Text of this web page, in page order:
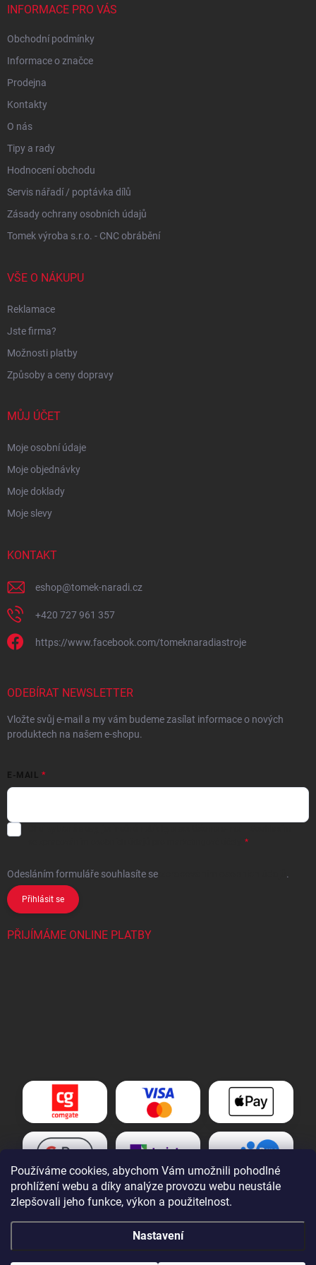
Používáme cookies, abychom Vám umožnili pohodlné
prohlížení webu a díky analýze provozu webu neustále
zlepšovali jeho funkce, výkon a použitelnost.
Nastavení
INFORMACE PRO VÁS
Obchodní podmínky
Informace o značce
Prodejna
Kontakty
O nás
Tipy a rady
Hodnocení obchodu
Servis nářadí / poptávka dílů
Zásady ochrany osobních údajů
Tomek výroba s.r.o. - CNC obrábění
VŠE O NÁKUPU
Reklamace
Jste firma?
Možnosti platby
Způsoby a ceny dopravy
MŮJ ÚČET
Moje osobní údaje
Moje objednávky
Moje doklady
Moje slevy
KONTAKT
eshop@tomek-naradi.cz
+420 727 961 357
https://www.facebook.com/tomeknaradiastroje
ODEBÍRAT NEWSLETTER
Vložte svůj e-mail a my vám budeme zasílat informace o nových
produktech na našem e-shopu.
E-MAIL
Odesláním formuláře souhlasíte se .
Přihlásit se
PŘIJÍMÁME ONLINE PLATBY